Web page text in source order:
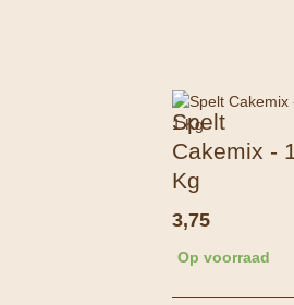
Spelt
Cakemix - 1
Kg
3,75
Op voorraad